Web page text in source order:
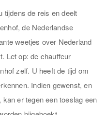
tijdens de reis en deelt
de Nederlandse
weetjes over Nederland
Let op: de chauffeur
zelf. U heeft de tijd om
Indien gewenst, en
er tegen een toeslag een